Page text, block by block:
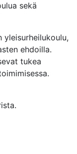
sekä
yleisurheilukoulu,
ehdoilla.
tukea